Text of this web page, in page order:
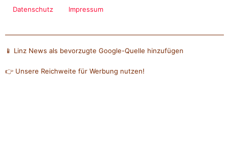
Datenschutz Impressum
📱 Linz News als bevorzugte Google-Quelle hinzufügen
👉 Unsere Reichweite für Werbung nutzen!